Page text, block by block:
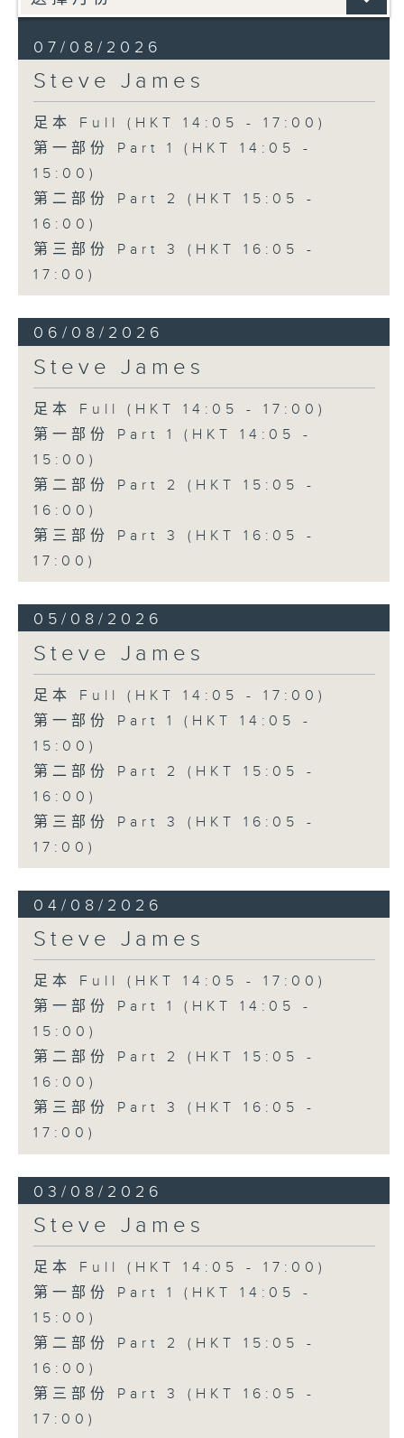
07/08/2026
Steve James
足本 Full (HKT 14:05 - 17:00)
第一部份 Part 1 (HKT 14:05 -
15:00)
第二部份 Part 2 (HKT 15:05 -
16:00)
第三部份 Part 3 (HKT 16:05 -
17:00)
06/08/2026
Steve James
足本 Full (HKT 14:05 - 17:00)
第一部份 Part 1 (HKT 14:05 -
15:00)
第二部份 Part 2 (HKT 15:05 -
16:00)
第三部份 Part 3 (HKT 16:05 -
17:00)
05/08/2026
Steve James
足本 Full (HKT 14:05 - 17:00)
第一部份 Part 1 (HKT 14:05 -
15:00)
第二部份 Part 2 (HKT 15:05 -
16:00)
第三部份 Part 3 (HKT 16:05 -
17:00)
04/08/2026
Steve James
足本 Full (HKT 14:05 - 17:00)
第一部份 Part 1 (HKT 14:05 -
15:00)
第二部份 Part 2 (HKT 15:05 -
16:00)
第三部份 Part 3 (HKT 16:05 -
17:00)
03/08/2026
Steve James
足本 Full (HKT 14:05 - 17:00)
第一部份 Part 1 (HKT 14:05 -
15:00)
第二部份 Part 2 (HKT 15:05 -
16:00)
第三部份 Part 3 (HKT 16:05 -
17:00)